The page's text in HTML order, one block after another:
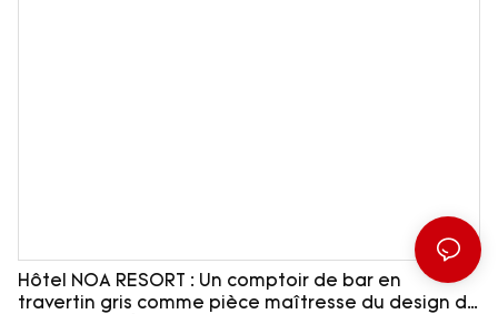
Hôtel NOA RESORT : Un comptoir de bar en
travertin gris comme pièce maîtresse du design du